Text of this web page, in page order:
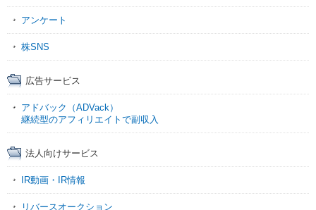
アンケート
株SNS
広告サービス
アドバック（ADVack）
継続型のアフィリエイトで副収入
法人向けサービス
IR動画・IR情報
リバースオークション